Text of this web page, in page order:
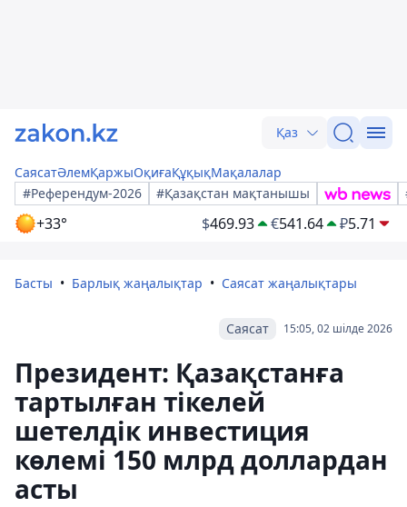
Қаз
СаясатӘлемҚаржыОқиғаҚұқықМақалалар
#Референдум-2026
#Қазақстан мақтанышы
+33° $469.93 €541.64 ₽5.71
Басты Барлық жаңалықтар Саясат жаңалықтары
15:05, 02 шілде 2026
Саясат
Президент: Қазақстанға
тартылған тікелей
шетелдік инвестиция
көлемі 150 млрд доллардан
асты